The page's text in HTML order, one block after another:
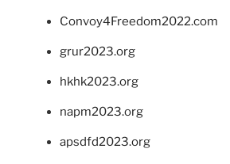
Convoy4Freedom2022.com
grur2023.org
hkhk2023.org
napm2023.org
apsdfd2023.org